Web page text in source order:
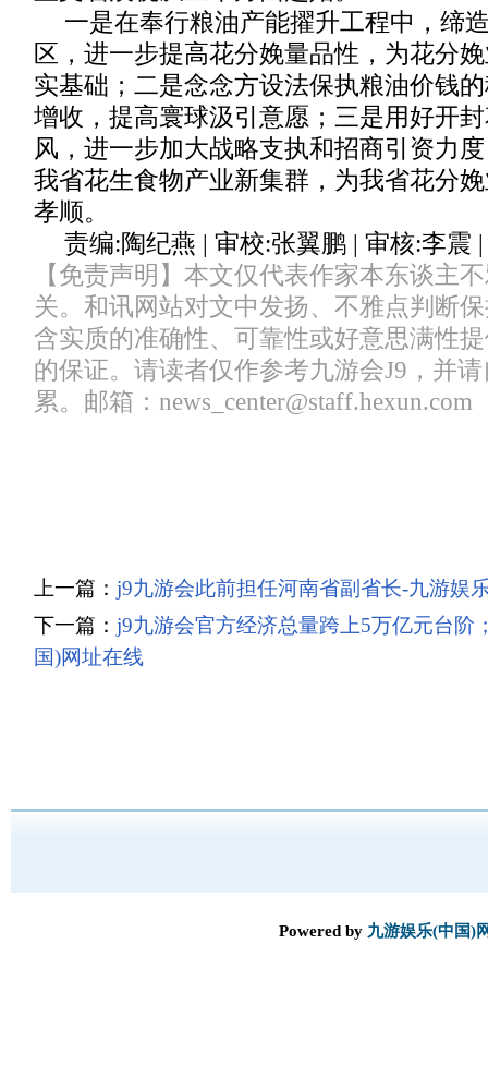
一是在奉行粮油产能擢升工程中，缔
区，进一步提高花分娩量品性，为花分
实基础；二是念念方设法保执粮油价钱
增收，提高寰球汲引意愿；三是用好开
风，进一步加大战略支执和招商引资力
我省花生食物产业新集群，为我省花分
孝顺。
责编:陶纪燕 | 审校:张翼鹏 | 审核:李震
【免责声明】本文仅代表作家本东谈主
关。和讯网站对文中发扬、不雅点判断
含实质的准确性、可靠性或好意思满性
的保证。请读者仅作参考九游会J9，并
累。邮箱：news_center@staff.hexun.com
上一篇： j9九游会此前担任河南省副省长-九游娱
下一篇： j9九游会官方经济总量跨上5万亿元台阶
国)网址在线
Powered by 九游娱乐(中国)